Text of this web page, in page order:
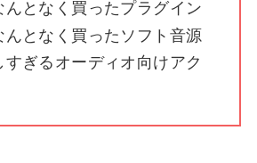
んとなく買ったプラグイン
んとなく買ったソフト音源
すぎるオーディオ向けアク